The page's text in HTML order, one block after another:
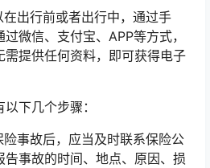
出行前或者出行中，通过手
微信、支付宝、APP等方式，
提供任何资料，即可获得电子
下几个步骤：
事故后，应当及时联系保险公
事故的时间、地点、原因、损